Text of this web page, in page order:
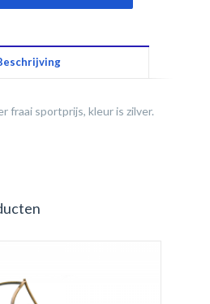
fraai sportprijs, kleur is zilver.